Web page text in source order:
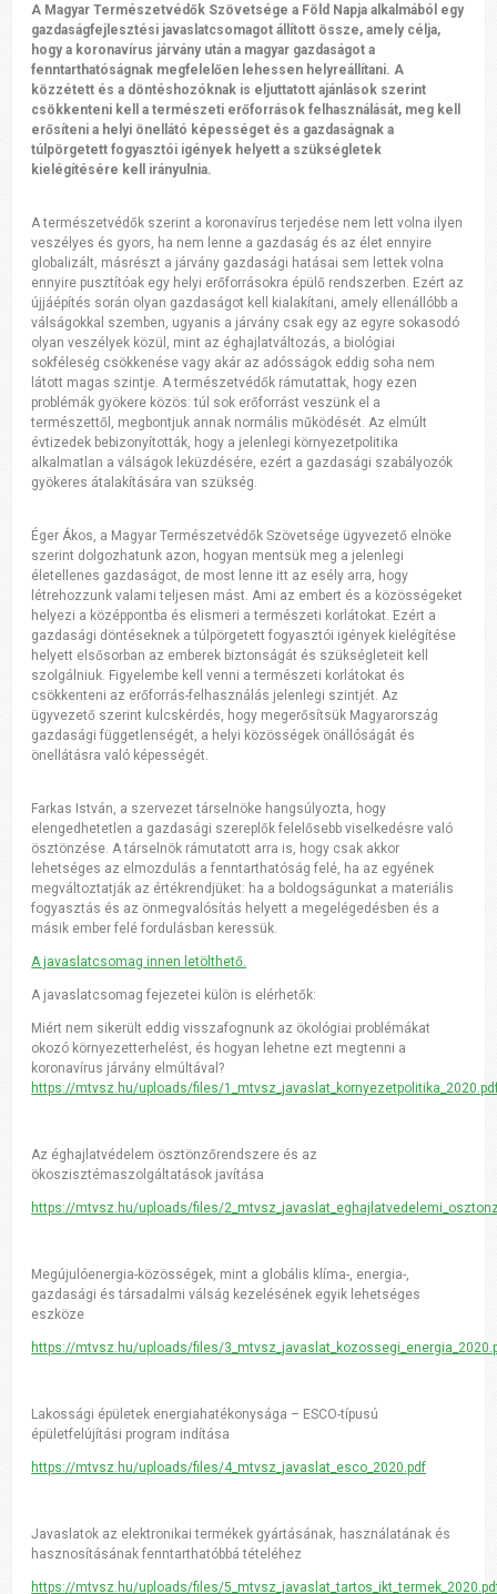
A Magyar Természetvédők Szövetsége a Föld Napja alkalmából egy
gazdaságfejlesztési javaslatcsomagot állított össze, amely célja,
hogy a koronavírus járvány után a magyar gazdaságot a
fenntarthatóságnak megfelelően lehessen helyreállítani. A
közzétett és a döntéshozóknak is eljuttatott ajánlások szerint
csökkenteni kell a természeti erőforrások felhasználását, meg kell
erősíteni a helyi önellátó képességet és a gazdaságnak a
túlpörgetett fogyasztói igények helyett a szükségletek
kielégítésére kell irányulnia.
A természetvédők szerint a koronavírus terjedése nem lett volna ilyen
veszélyes és gyors, ha nem lenne a gazdaság és az élet ennyire
globalizált, másrészt a járvány gazdasági hatásai sem lettek volna
ennyire pusztítóak egy helyi erőforrásokra épülő rendszerben. Ezért az
újjáépítés során olyan gazdaságot kell kialakítani, amely ellenállóbb a
válságokkal szemben, ugyanis a járvány csak egy az egyre sokasodó
olyan veszélyek közül, mint az éghajlatváltozás, a biológiai
sokféleség csökkenése vagy akár az adósságok eddig soha nem
látott magas szintje. A természetvédők rámutattak, hogy ezen
problémák gyökere közös: túl sok erőforrást veszünk el a
természettől, megbontjuk annak normális működését. Az elmúlt
évtizedek bebizonyították, hogy a jelenlegi környezetpolitika
alkalmatlan a válságok leküzdésére, ezért a gazdasági szabályozók
gyökeres átalakítására van szükség.
Éger Ákos, a Magyar Természetvédők Szövetsége ügyvezető elnöke
szerint dolgozhatunk azon, hogyan mentsük meg a jelenlegi
életellenes gazdaságot, de most lenne itt az esély arra, hogy
létrehozzunk valami teljesen mást. Ami az embert és a közösségeket
helyezi a középpontba és elismeri a természeti korlátokat. Ezért a
gazdasági döntéseknek a túlpörgetett fogyasztói igények kielégítése
helyett elsősorban az emberek biztonságát és szükségleteit kell
szolgálniuk. Figyelembe kell venni a természeti korlátokat és
csökkenteni az erőforrás-felhasználás jelenlegi szintjét. Az
ügyvezető szerint kulcskérdés, hogy megerősítsük Magyarország
gazdasági függetlenségét, a helyi közösségek önállóságát és
önellátásra való képességét.
Farkas István, a szervezet társelnöke hangsúlyozta, hogy
elengedhetetlen a gazdasági szereplők felelősebb viselkedésre való
ösztönzése. A társelnök rámutatott arra is, hogy csak akkor
lehetséges az elmozdulás a fenntarthatóság felé, ha az egyének
megváltoztatják az értékrendjüket: ha a boldogságunkat a materiális
fogyasztás és az önmegvalósítás helyett a megelégedésben és a
másik ember felé fordulásban keressük.
A javaslatcsomag innen letölthető.
A javaslatcsomag fejezetei külön is elérhetők:
Miért nem sikerült eddig visszafognunk az ökológiai problémákat
okozó környezetterhelést, és hogyan lehetne ezt megtenni a
koronavírus járvány elmúltával?
https://mtvsz.hu/uploads/files/
Az éghajlatvédelem ösztönzőrendszere és az
ökoszisztémaszolgáltatások javítása
https://mtvsz.hu/uploads/files/
Megújulóenergia-közösségek, mint a globális klíma-, energia-,
gazdasági és társadalmi válság kezelésének egyik lehetséges
eszköze
https://mtvsz.hu/uploads/files/
Lakossági épületek energiahatékonysága – ESCO-típusú
épületfelújítási program indítása
https://mtvsz.hu/uploads/files/4_mtvsz_javaslat_esco_2020.pdf
Javaslatok az elektronikai termékek gyártásának, használatának és
hasznosításának fenntarthatóbbá tételéhez
https://mtvsz.hu/uploads/files/